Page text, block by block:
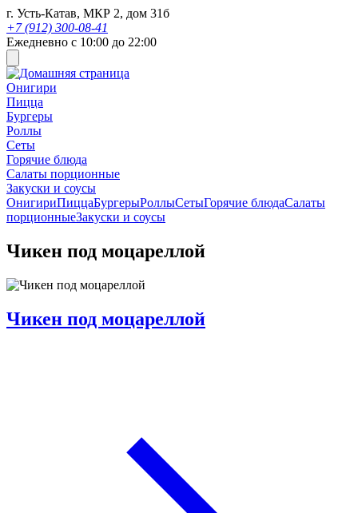
г. Усть-Катав, МКР 2, дом 31б
+7 (912) 300-08-41
Ежедневно с 10:00 до 22:00
Онигири
Пицца
Бургеры
Роллы
Сеты
Горячие блюда
Салаты порционные
Закуски и соусы
ОнигириПиццаБургерыРоллыСетыГорячие блюдаСалаты
порционныеЗакуски и соусы
Чикен под моцареллой
Чикен под моцареллой